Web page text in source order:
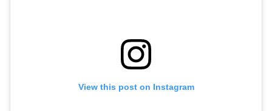
View this post on Instagram